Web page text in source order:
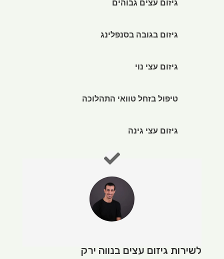
גיזום עצים גבוהים
גיזום בגובה בסנפלינג
גיזום עצי נוי
טיפול בזחל טוואי התהלוכה
גיזום עצי גינה
לשירות גיזום עצים בנווה ירק